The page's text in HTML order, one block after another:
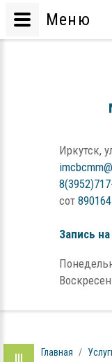
Иркутск,
сот
Запись
Главная
Меню